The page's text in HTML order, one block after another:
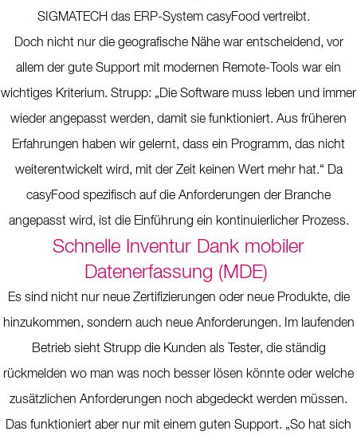
SIGMATECH das ERP-System casyFood vertreibt.
Doch nicht nur die geografische Nähe war entscheidend, vor
allem der gute Support mit modernen Remote-Tools war ein
wichtiges Kriterium. Strupp: „Die Software muss leben und immer
wieder angepasst werden, damit sie funktioniert. Aus früheren
Erfahrungen haben wir gelernt, dass ein Programm, das nicht
weiterentwickelt wird, mit der Zeit keinen Wert mehr hat.“ Da
casyFood spezifisch auf die Anforderungen der Branche
angepasst wird, ist die Einführung ein kontinuierlicher Prozess.
Schnelle Inventur Dank mobiler
Datenerfassung (MDE)
Es sind nicht nur neue Zertifizierungen oder neue Produkte, die
hinzukommen, sondern auch neue Anforderungen. Im laufenden
Betrieb sieht Strupp die Kunden als Tester, die ständig
rückmelden wo man was noch besser lösen könnte oder welche
zusätzlichen Anforderungen noch abgedeckt werden müssen.
Das funktioniert aber nur mit einem guten Support. „So hat sich